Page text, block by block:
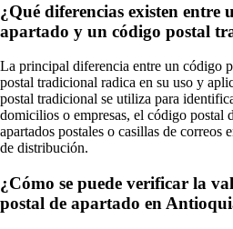
¿Qué diferencias existen entre
apartado y un código postal
La principal diferencia entre un código
postal tradicional radica en su uso y
postal tradicional se utiliza para
domicilios o empresas, el código postal
apartados postales o casillas de correos
de distribución.
¿Cómo se puede verificar la
postal de apartado en